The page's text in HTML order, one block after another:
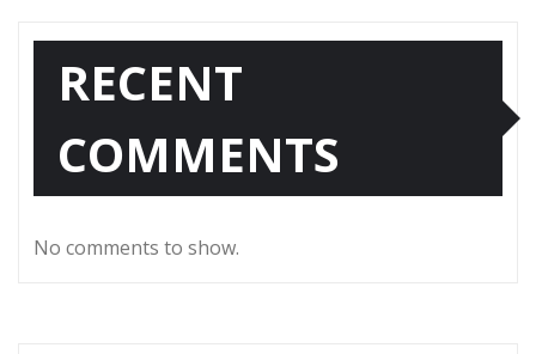
RECENT
COMMENTS
No comments to show.